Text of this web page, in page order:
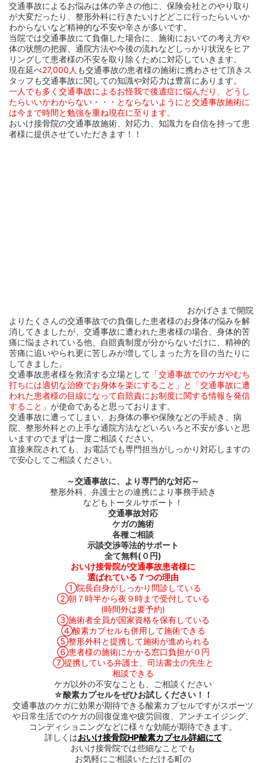
交通事故によるお悩みは体の辛さの他に、保険会社とのやり取り
が大変だったり、整形外科に行きたいけどどこに行ったらいいか
わからないなど精神的な不安や辛さが多いです。
当院では交通事故にて負傷した場合に、施術においての考え方や
体の状態の把握、通院方法や今後の流れなどしっかり状況をヒア
リングして患者様の不安を取り除くために対応していきます。
現在延べ27,000人 も交通事故の患者様の施術に携わさせて頂きス
タッフも交通事故に関しての知識や対応力は豊富にあります。
一人でも多く交通事故によるお怪我で後遺症に悩んだり、どうし
たらいいかわからない・・・とならないようにと交通事故施術に
は今まで時間と勉強を重ね現在に至ります。
おいけ接骨院の交通事故施術、対応力、知識力を自信を持って患
者様に提供させていただきます！！
おかげさまで開院
よりたくさんの交通事故での負傷した患者様のお身体の悩みを解
消してきましたが、交通事故に遭われた患者様の場合、身体的苦
痛に悩まされている他、自賠責制度が分からないだけに、精神的
苦痛に追いやられ更に苦しみが増してしまった方を目の当たりに
してきました。
交通事故患者様を救済する立場として「交通事故でのケガやむち
打ちには適切な治療でお身体を楽にすること」と「交通事故に遭
われた患者様の目線になって自賠責にお制度に関する情報を発信
すること」 が使命であると思っております。
交通事故に遭ってしまい、お身体の事や保険などの手続き、病
院、整形外科との上手な通院方法などいろいろと不安が多いと思
いますのでまずは一度ご相談ください。
直接来院されても、お電話でも専門担当がしっかり対応しますの
で安心してご相談ください。
～交通事故に、より専門的な対応～
整形外科、弁護士との連携により事務手続き
などもトータルサポート！
交通事故対応
ケガの施術
各種ご相談
示談交渉等法的サポート
全て無料( ０円)
おいけ接骨院が交通事故患者様に
選ばれている７つの理由
①院長自身がしっかり問診している
②朝７時半から夜９時まで受付している
(時間外は要予約)
③施術者全員が国家資格を保有している
④酸素カプセルも併用して施術できる
⑤整形外科と提携して施術が進められる
⑥患者様の施術にかかる窓口負担が０円
⑦提携している弁護士、司法書士の先生と
相談できる
ケガ以外の不安なことも、ご相談ください
☆酸素カプセルをぜひお試しください！！
交通事故のケガに効果が期待できる酸素カプセルですがスポーツ
や日常生活でのケガの回復促進や疲労回復、アンチエイジング、
コンディショニングなどに様々な効能が期待できます。
詳しくはおいけ接骨院HP酸素カプセル詳細にて
おいけ接骨院では些細なことでも
お気軽にご相談いただける町の